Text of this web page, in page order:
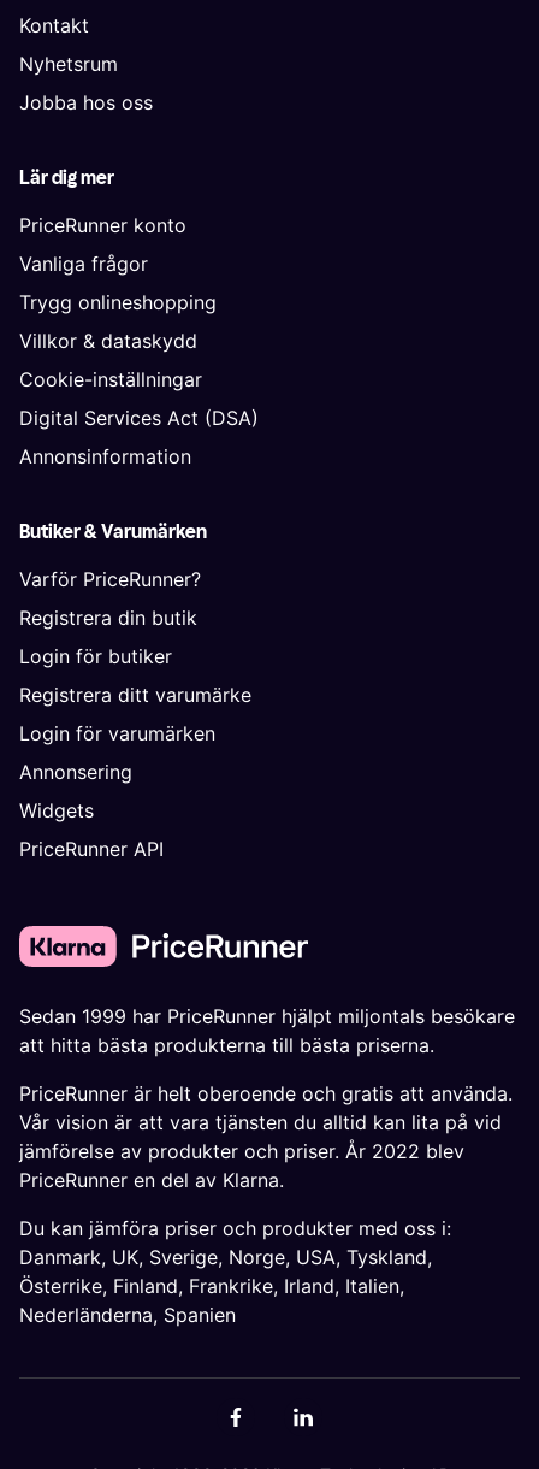
Kontakt
Nyhetsrum
Jobba hos oss
Lär dig mer
PriceRunner konto
Vanliga frågor
Trygg onlineshopping
Villkor & dataskydd
Cookie-inställningar
Digital Services Act (DSA)
Annonsinformation
Butiker & Varumärken
Varför PriceRunner?
Registrera din butik
Login för butiker
Registrera ditt varumärke
Login för varumärken
Annonsering
Widgets
PriceRunner API
Sedan 1999 har PriceRunner hjälpt miljontals besökare
att hitta bästa produkterna till bästa priserna.
PriceRunner är helt oberoende och gratis att använda.
Vår vision är att vara tjänsten du alltid kan lita på vid
jämförelse av produkter och priser. År 2022 blev
PriceRunner en del av Klarna.
Du kan jämföra priser och produkter med oss i:
Danmark, UK, Sverige, Norge, USA, Tyskland,
Österrike, Finland, Frankrike, Irland, Italien,
Nederländerna, Spanien